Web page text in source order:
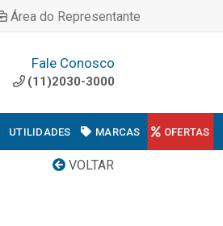
Área do Representante
Fale Conosco
(11)2030-3000
UTILIDADES MARCAS OFERTAS
VOLTAR